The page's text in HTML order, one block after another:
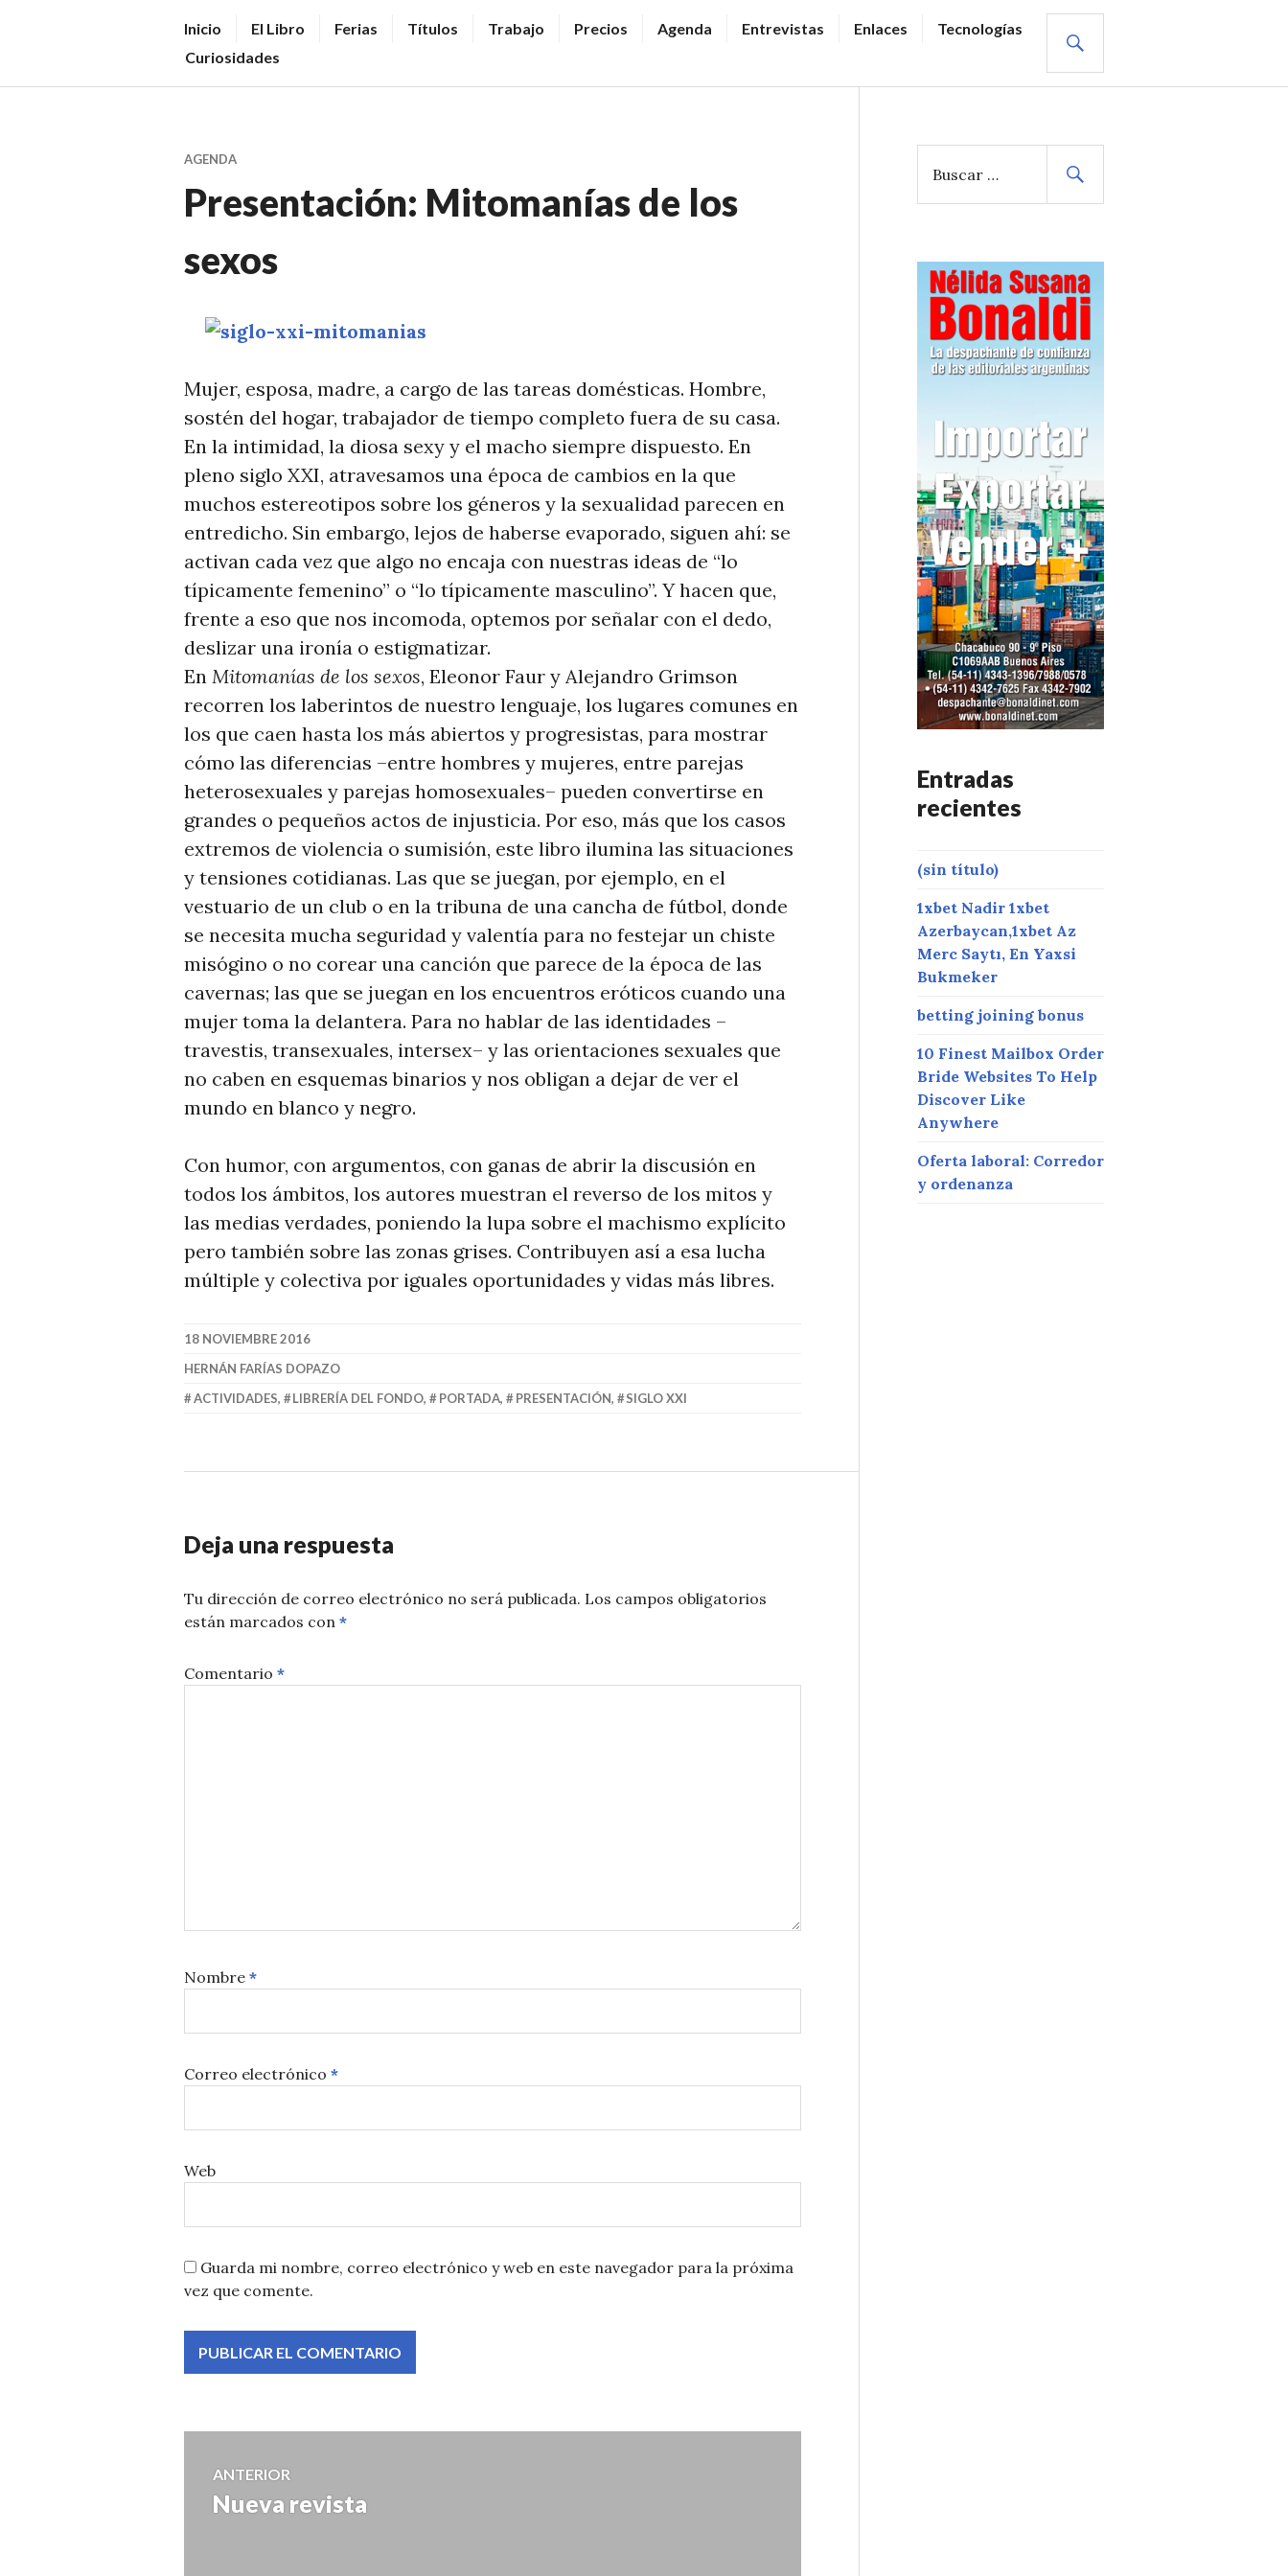
V
E
N
+
B
O
T
I
C
I
A
S
Inicio El Libro Ferias Títulos Trabajo Precios Agenda Entrevistas Enlaces
Tecnologías
Curiosidades
AGENDA
Presentación: Mitomanías de los
sexos
Mujer, esposa, madre, a cargo de las tareas domésticas. Hombre,
sostén del hogar, trabajador de tiempo completo fuera de su casa.
En la intimidad, la diosa sexy y el macho siempre dispuesto. En
pleno siglo XXI, atravesamos una época de cambios en la que
muchos estereotipos sobre los géneros y la sexualidad parecen en
entredicho. Sin embargo, lejos de haberse evaporado, siguen ahí: se
activan cada vez que algo no encaja con nuestras ideas de “lo
típicamente femenino” o “lo típicamente masculino”. Y hacen que,
frente a eso que nos incomoda, optemos por señalar con el dedo,
deslizar una ironía o estigmatizar.
En Mitomanías de los sexos, Eleonor Faur y Alejandro Grimson
recorren los laberintos de nuestro lenguaje, los lugares comunes en
los que caen hasta los más abiertos y progresistas, para mostrar
cómo las diferencias –entre hombres y mujeres, entre parejas
heterosexuales y parejas homosexuales– pueden convertirse en
grandes o pequeños actos de injusticia. Por eso, más que los casos
extremos de violencia o sumisión, este libro ilumina las situaciones
y tensiones cotidianas. Las que se juegan, por ejemplo, en el
vestuario de un club o en la tribuna de una cancha de fútbol, donde
se necesita mucha seguridad y valentía para no festejar un chiste
misógino o no corear una canción que parece de la época de las
cavernas; las que se juegan en los encuentros eróticos cuando una
mujer toma la delantera. Para no hablar de las identidades –
travestis, transexuales, intersex– y las orientaciones sexuales que
no caben en esquemas binarios y nos obligan a dejar de ver el
mundo en blanco y negro.
Con humor, con argumentos, con ganas de abrir la discusión en
todos los ámbitos, los autores muestran el reverso de los mitos y
las medias verdades, poniendo la lupa sobre el machismo explícito
pero también sobre las zonas grises. Contribuyen así a esa lucha
múltiple y colectiva por iguales oportunidades y vidas más libres.
18 NOVIEMBRE 2016
HERNÁN FARÍAS DOPAZO
ACTIVIDADES, LIBRERÍA DEL FONDO, PORTADA, PRESENTACIÓN, SIGLO XXI
Deja una respuesta
Tu dirección de correo electrónico no será publicada. Los campos obligatorios
están marcados con *
Comentario *
Nombre *
Correo electrónico *
Web
Guarda mi nombre, correo electrónico y web en este navegador para la próxima
vez que comente.
Navegación
de
ANTERIOR
Entrada
Nueva revista
s
Entradas
recientes
(sin título)
1xbet Nadir 1xbet
Azerbaycan,1xbet Az
Merc Saytı, En Yaxsi
Bukmeker
betting joining bonus
10 Finest Mailbox Order
Bride Websites To Help
Discover Like
Anywhere
Oferta laboral: Corredor
y ordenanza